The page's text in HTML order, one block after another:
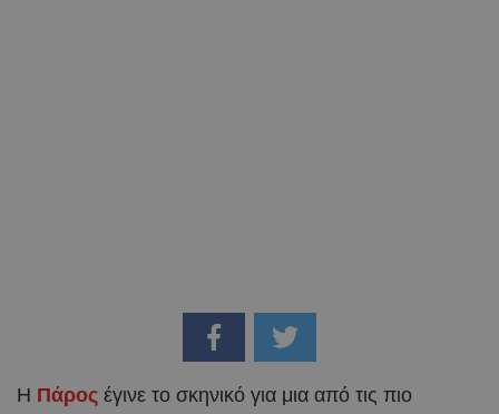
Η Πάρος έγινε το σκηνικό για μια από τις πιο